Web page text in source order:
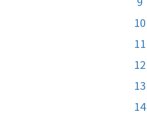
10
11
12
13
14